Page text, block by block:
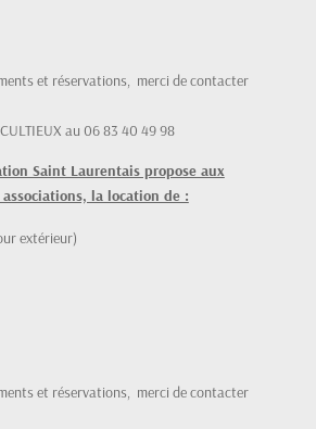
et réservations, merci de contacter
au 06 83 40 49 98
Saint Laurentais propose aux
la location de :
extérieur)
et réservations, merci de contacter